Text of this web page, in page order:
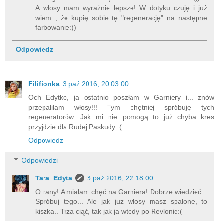
A włosy mam wyrażnie lepsze! W dotyku czuję i już
wiem , że kupię sobie tę "regenerację" na następne
farbowanie:))
Odpowiedz
Filifionka 3 paź 2016, 20:03:00
Och Edytko, ja ostatnio poszłam w Garniery i... znów
przepaliłam włosy!!! Tym chętniej spróbuję tych
regeneratorów. Jak mi nie pomogą to już chyba kres
przyjdzie dla Rudej Paskudy :(.
Odpowiedz
Odpowiedzi
Tara_Edyta
3 paź 2016, 22:18:00
O rany! A miałam chęć na Garniera! Dobrze wiedzieć...
Spróbuj tego... Ale jak już włosy masz spalone, to
kiszka.. Trza ciąć, tak jak ja wtedy po Revlonie:(